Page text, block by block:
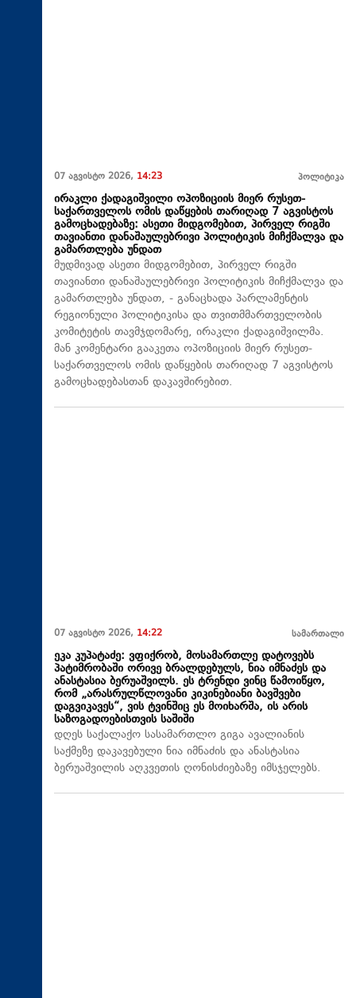
07 აგვისტო 2026, 14:23 პოლიტიკა
ირაკლი ქადაგიშვილი ოპოზიციის მიერ რუსეთ-
საქართველოს ომის დაწყების თარიღად 7 აგვისტოს
გამოცხადებაზე: ასეთი მიდგომებით, პირველ რიგში
თავიანთი დანაშაულებრივი პოლიტიკის მიჩქმალვა და
გამართლება უნდათ
მუდმივად ასეთი მიდგომებით, პირველ რიგში
თავიანთი დანაშაულებრივი პოლიტიკის მიჩქმალვა და
გამართლება უნდათ, - განაცხადა პარლამენტის
რეგიონული პოლიტიკისა და თვითმმართველობის
კომიტეტის თავმჯდომარე, ირაკლი ქადაგიშვილმა.
მან კომენტარი გააკეთა ოპოზიციის მიერ რუსეთ-
საქართველოს ომის დაწყების თარიღად 7 აგვისტოს
გამოცხადებასთან დაკავშირებით.
07 აგვისტო 2026, 14:22 სამართალი
ეკა კუპატაძე: ვფიქრობ, მოსამართლე დატოვებს
პატიმრობაში ორივე ბრალდებულს, ნია იმნაძეს და
ანასტასია ბერუაშვილს. ეს ტრენდი ვინც წამოიწყო,
რომ „არასრულწლოვანი კიკინებიანი ბავშვები
დაგვიკავეს“, ვის ტვინშიც ეს მოიხარშა, ის არის
საზოგადოებისთვის საშიში
დღეს საქალაქო სასამართლო გიგა ავალიანის
საქმეზე დაკავებული ნია იმნაძის და ანასტასია
ბერუაშვილის აღკვეთის ღონისძიებაზე იმსჯელებს.